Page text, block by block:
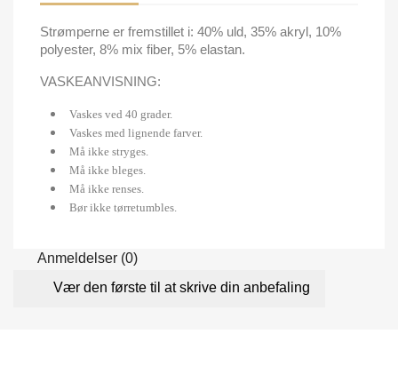
Strømperne er fremstillet i: 40% uld, 35% akryl, 10%
polyester, 8% mix fiber, 5% elastan.
VASKEANVISNING:
Vaskes ved 40 grader.
Vaskes med lignende farver.
Må ikke stryges.
Må ikke bleges.
Må ikke renses.
Bør ikke tørretumbles.
Anmeldelser (0)
Vær den første til at skrive din anbefaling